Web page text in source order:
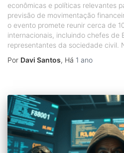
econômicas e políticas relevantes
previsão de movimentação
o evento promete reunir cerca de
internacionais, incluindo chefes de
representantes da sociedade civil.
Por Davi Santos, Há 1 ano